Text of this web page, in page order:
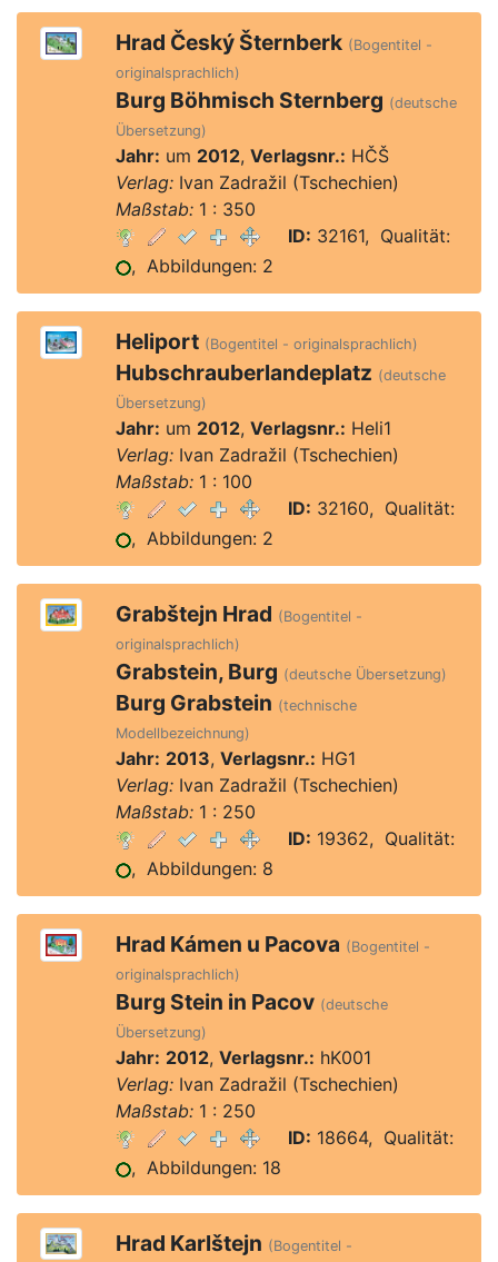
Hrad Český Šternberk (Bogentitel -
originalsprachlich)
Burg Böhmisch Sternberg (deutsche
Übersetzung)
Jahr: um 2012, Verlagsnr.: HČŠ
Verlag:Ivan Zadražil (Tschechien)
Maßstab:1 : 350
ID: 32161, Qualität:
, Abbildungen: 2
Heliport (Bogentitel - originalsprachlich)
Hubschrauberlandeplatz (deutsche
Übersetzung)
Jahr: um 2012, Verlagsnr.: Heli1
Verlag:Ivan Zadražil (Tschechien)
Maßstab:1 : 100
ID: 32160, Qualität:
, Abbildungen: 2
Grabštejn Hrad (Bogentitel -
originalsprachlich)
Grabstein, Burg (deutsche Übersetzung)
Burg Grabstein (technische
Modellbezeichnung)
Jahr: 2013, Verlagsnr.: HG1
Verlag:Ivan Zadražil (Tschechien)
Maßstab:1 : 250
ID: 19362, Qualität:
, Abbildungen: 8
Hrad Kámen u Pacova (Bogentitel -
originalsprachlich)
Burg Stein in Pacov (deutsche
Übersetzung)
Jahr: 2012, Verlagsnr.: hK001
Verlag:Ivan Zadražil (Tschechien)
Maßstab:1 : 250
ID: 18664, Qualität:
, Abbildungen: 18
Hrad Karlštejn (Bogentitel -